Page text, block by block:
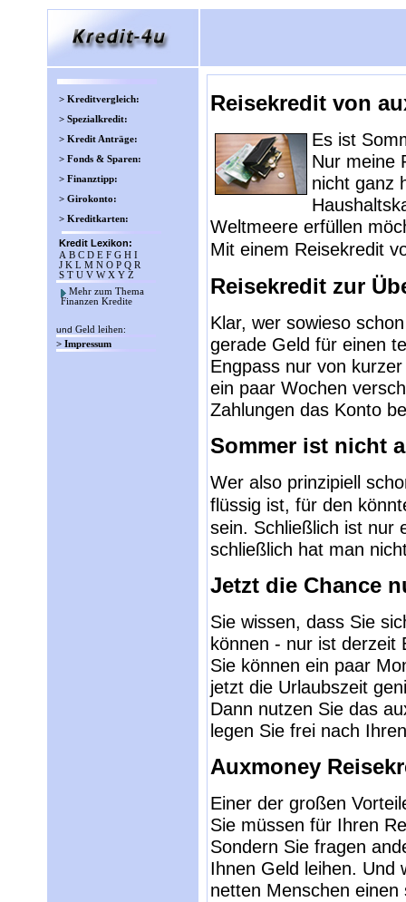
> Kreditvergleich:
> Spezialkredit:
> Kredit Anträge:
> Fonds & Sparen:
> Finanztipp:
> Girokonto:
> Kreditkarten:
Kredit Lexikon:
A B C D E F G H I
J K L M N O P Q R
S T U V WX Y Z
Mehr zum Thema
Finanzen Kredite
und Geld leihen:
> Impressum
Reisekredit von
Es ist
Nur meine
nicht ganz
Weltmeere erfüllen
Mit einem Reisekredit
Reisekredit zur
Klar, wer sowieso
gerade Geld für einen
Engpass nur von
ein paar Wochen
Zahlungen das Konto
Sommer ist nicht
Wer also prinzipiell
flüssig ist, für den
sein. Schließlich ist nur
schließlich hat man
Jetzt die Chance
Sie wissen, dass Sie
können - nur ist derzeit
Sie können ein paar
jetzt die Urlaubszeit
Dann nutzen Sie das
legen Sie frei nach
Auxmoney
Einer der großen
Sie müssen für Ihren
Sondern Sie fragen
Ihnen Geld leihen. Und
netten Menschen